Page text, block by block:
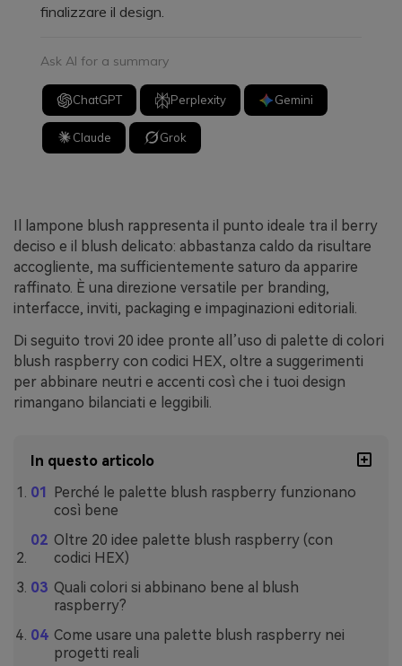
finalizzare il design.
Ask AI for a summary
ChatGPT Perplexity Gemini
Claude Grok
Il lampone blush rappresenta il punto ideale tra il berry
deciso e il blush delicato: abbastanza caldo da risultare
accogliente, ma sufficientemente saturo da apparire
raffinato. È una direzione versatile per branding,
interfacce, inviti, packaging e impaginazioni editoriali.
Di seguito trovi 20 idee pronte all’uso di palette di colori
blush raspberry con codici HEX, oltre a suggerimenti
per abbinare neutri e accenti così che i tuoi design
rimangano bilanciati e leggibili.
In questo articolo
Perché le palette blush raspberry funzionano
così bene
Oltre 20 idee palette blush raspberry (con
codici HEX)
Quali colori si abbinano bene al blush
raspberry?
Come usare una palette blush raspberry nei
progetti reali